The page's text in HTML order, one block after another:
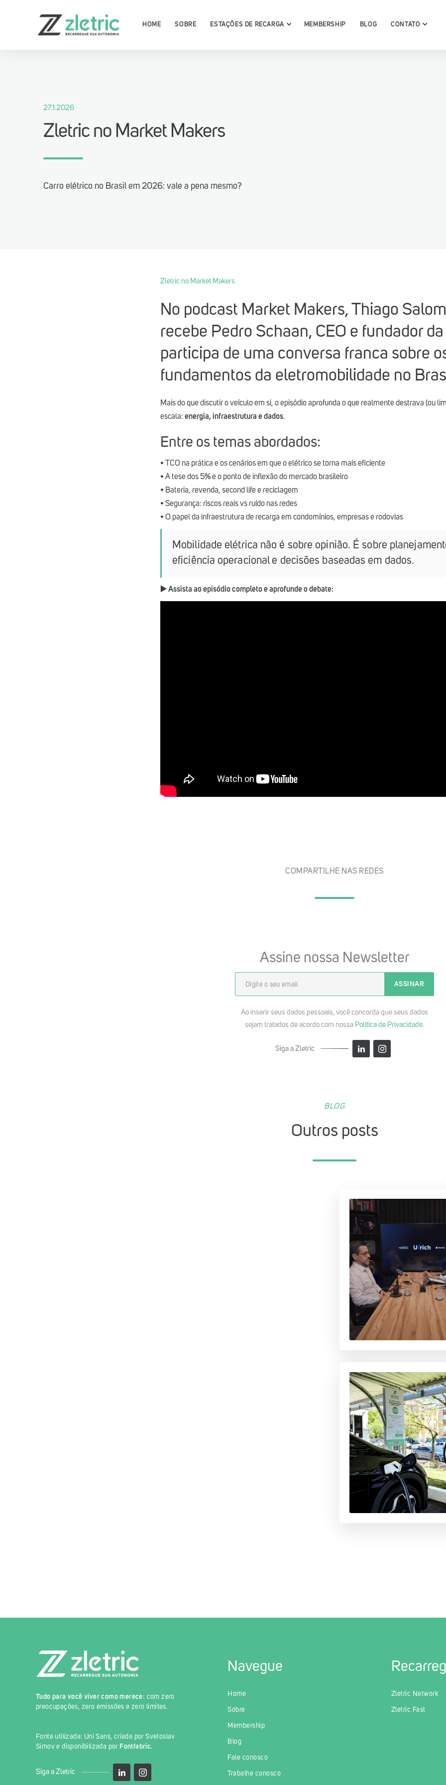
HOME SOBRE ESTAÇÕES DE RECARGA MEMBERSHIP BLOG CONTATO
Baixe agora o App Zletric e conheça
as nossas estações de recarga
27.1.2026
Zletric no Market Makers
Carro elétrico no Brasil em 2026: vale a pena mesmo?
Zletric no Market Makers
No podcast Market Makers, Thiago
recebe Pedro Schaan, CEO e fundador
participa de uma conversa franca sobre
fundamentos da eletromobilidade no
Mais do que discutir o veículo em si, o episódio aprofunda o que realmente destrava (ou
escala: energia, infraestrutura e dados.
Entre os temas abordados:
• TCO na prática e os cenários em que o elétrico se torna mais eficiente
• A tese dos 5% e o ponto de inflexão do mercado brasileiro
• Bateria, revenda, second life e reciclagem
• Segurança: riscos reais vs ruído nas redes
• O papel da infraestrutura de recarga em condomínios, empresas e rodovias
Mobilidade elétrica não é sobre opinião. É sobre
eficiência operacional e decisões baseadas em dados.
▶️ Assista ao episódio completo e aprofunde o debate:
COMPARTILHE NAS REDES
Assine nossa Newsletter
Ao inserir seus dados pessoais, você concorda que seus dados
sejam tratados de acordo com nossa Política de Privacidade.
Siga a Zletric
BLOG
Outros posts
Tudo para você viver como merece: com zero
preocupações, zero emissões e zero limites.
Fonte utilizada: Uni Sans, criada por Svetoslav
Simov e disponibilizada por Fontfabric.
Siga a Zletric
Navegue
Home
Sobre
Membership
Blog
Fale conosco
Trabalhe conosco
Zletric Network
Zletric Fast